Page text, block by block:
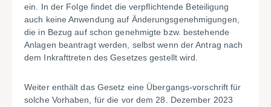
ein. In der Folge findet die verpflichtende Beteiligung
auch keine Anwendung auf Änderungsgenehmigungen,
die in Bezug auf schon genehmigte bzw. bestehende
Anlagen beantragt werden, selbst wenn der Antrag nach
dem Inkrafttreten des Gesetzes gestellt wird.
Weiter enthält das Gesetz eine Übergangs-vorschrift für
solche Vorhaben, für die vor dem 28. Dezember 2023